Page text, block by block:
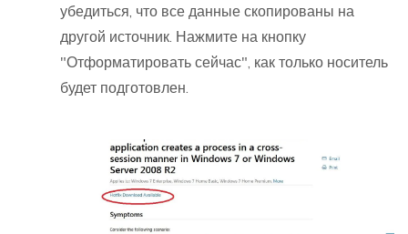
убедиться, что все данные скопированы на
другой источник. Нажмите на кнопку
"Отформатировать сейчас", как только носитель
будет подготовлен.